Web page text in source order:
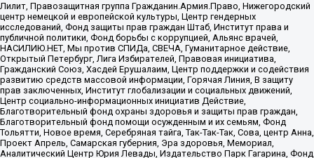
Лилит, Правозащитная группа Гражданин.Армия.Право, Нижегородский
центр немецкой и европейской культуры, Центр гендерных
исследований, Фонд защиты прав граждан Штаб, Институт права и
публичной политики, Фонд борьбы с коррупцией, Альянс врачей,
НАСИЛИЮ.НЕТ, Мы против СПИДа, СВЕЧА, Гуманитарное действие,
Открытый Петербург, Лига Избирателей, Правовая инициатива,
Гражданский Союз, Хасдей Ерушалаим, Центр поддержки и содействия
развитию средств массовой информации, Горячая Линия, В защиту
прав заключенных, Институт глобализации и социальных движений,
Центр социально-информационных инициатив Действие,
Благотворительный фонд охраны здоровья и защиты прав граждан,
Благотворительный фонд помощи осужденным и их семьям, Фонд
Тольятти, Новое время, Серебряная тайга, Так-Так-Так, Сова, центр Анна,
Проект Апрель, Самарская губерния, Эра здоровья, Мемориал,
Аналитический Центр Юрия Левады, Издательство Парк Гагарина, Фонд